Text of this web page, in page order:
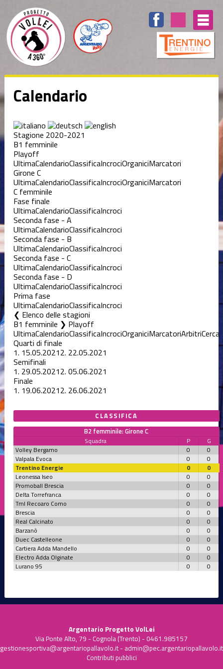
Calendario
Stagione 2020-2021
B1 femminile
Playoff
UltimaCalendarioClassificaIncrociOrganiciMarcatori
Girone C
UltimaCalendarioClassificaIncrociOrganiciMarcatori
C femminile
Fase finale
UltimaCalendarioClassificaIncroci
Seconda fase - A
UltimaCalendarioClassificaIncroci
Seconda fase - B
UltimaCalendarioClassificaIncroci
Seconda fase - C
UltimaCalendarioClassificaIncroci
Seconda fase - D
UltimaCalendarioClassificaIncroci
Prima fase
UltimaCalendarioClassificaIncroci
Elenco delle stagioni
B1 femminile ❯ Playoff
UltimaCalendarioClassificaIncrociOrganiciMarcatoriArbitriCerca
Quarti di finale
1. 15.05.20212. 22.05.2021
Semifinali
1. 29.05.20212. 05.06.2021
Finale
1. 19.06.20212. 26.06.2021
CLASSIFICA
B2 femminile: Girone C
Squadra P
G
Volley Bergamo
0
0
Valpala Evoca
0
0
Trentino Energie
0
0
Leonessa Iseo
0
0
Promoball Brescia
0
0
Delta Torrefranca
0
0
Tml Recoaro Como
0
0
Brescia
0
0
Real Calcinato
0
0
Barzanò
0
0
Duec Castelleone
0
0
Cartiera Adda Mandello
0
0
Electro Adda Olginate
0
0
Lurano 95
0 0
Argentario Progetto VolLei
Via Ponte Alto, 79 - Cognola (Trento) - 0461.985157
gestionesportiva@argentariopallavolo.it- admin@pec.argentariopallavolo.it
Contributi pubblici